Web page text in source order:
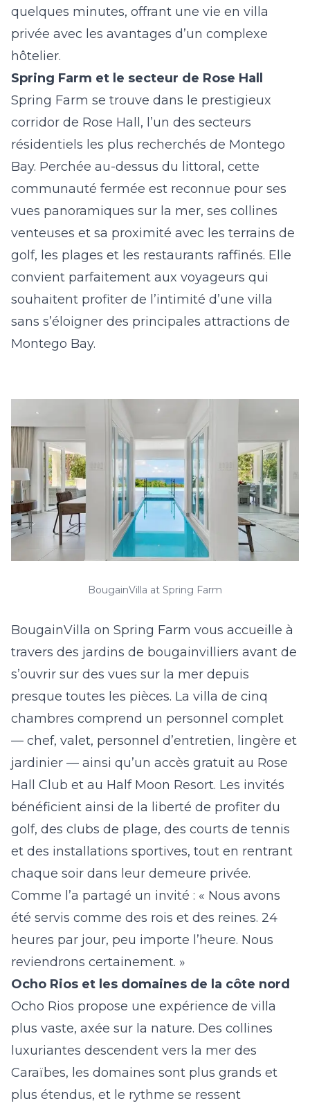
quelques minutes, offrant une vie en villa
privée avec les avantages d’un complexe
hôtelier.
Spring Farm et le secteur de Rose Hall
Spring Farm se trouve dans le prestigieux
corridor de Rose Hall, l’un des secteurs
résidentiels les plus recherchés de Montego
Bay. Perchée au-dessus du littoral, cette
communauté fermée est reconnue pour ses
vues panoramiques sur la mer, ses collines
venteuses et sa proximité avec les terrains de
golf, les plages et les restaurants raffinés. Elle
convient parfaitement aux voyageurs qui
souhaitent profiter de l’intimité d’une villa
sans s’éloigner des principales attractions de
Montego Bay.
BougainVilla at Spring Farm
BougainVilla on Spring Farm vous accueille à
travers des jardins de bougainvilliers avant de
s’ouvrir sur des vues sur la mer depuis
presque toutes les pièces. La villa de cinq
chambres comprend un personnel complet
— chef, valet, personnel d’entretien, lingère et
jardinier — ainsi qu’un accès gratuit au Rose
Hall Club et au Half Moon Resort. Les invités
bénéficient ainsi de la liberté de profiter du
golf, des clubs de plage, des courts de tennis
et des installations sportives, tout en rentrant
chaque soir dans leur demeure privée.
Comme l’a partagé un invité : « Nous avons
été servis comme des rois et des reines. 24
heures par jour, peu importe l’heure. Nous
reviendrons certainement. »
Ocho Rios et les domaines de la côte nord
Ocho Rios propose une expérience de villa
plus vaste, axée sur la nature. Des collines
luxuriantes descendent vers la mer des
Caraïbes, les domaines sont plus grands et
plus étendus, et le rythme se ressent